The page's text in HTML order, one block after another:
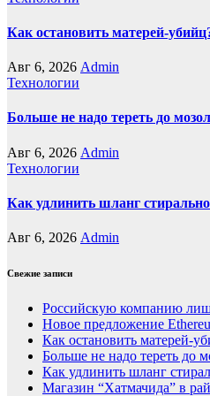
Как остановить матерей-
Авг 6, 2026 Admin
Технологии
Больше не надо тереть до
Авг 6, 2026 Admin
Технологии
Как удлинить шланг
Авг 6, 2026 Admin
Свежие записи
Российскую компанию
Новое предложение
Как остановить матерей-
Больше не надо тереть до
Как удлинить шланг
Магазин “Хатмачида” в